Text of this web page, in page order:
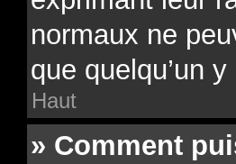
normaux ne
que quelqu’un
Haut
» Comment